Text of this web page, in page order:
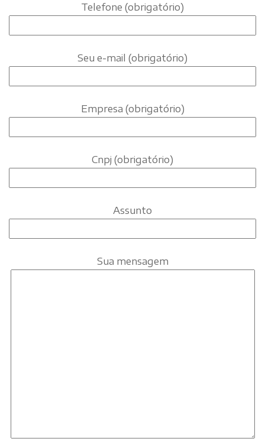
Telefone (obrigatório)
Seu e-mail (obrigatório)
Empresa (obrigatório)
Cnpj (obrigatório)
Assunto
Sua mensagem